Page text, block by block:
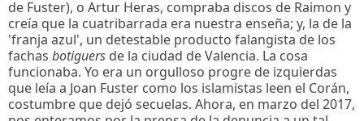
de Fuster), o Artur Heras, compraba discos de Raimon y
creía que la cuatribarrada era nuestra enseña; y, la de la
'franja azul', un detestable producto falangista de los
fachas botiguers de la ciudad de Valencia. La cosa
funcionaba. Yo era un orgulloso progre de izquierdas
que leía a Joan Fuster como los islamistas leen el Corán,
costumbre que dejó secuelas. Ahora, en marzo del 2017,